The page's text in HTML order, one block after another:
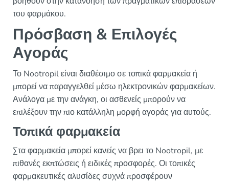
του φαρμάκου.
Πρόσβαση & Επιλογές
Αγοράς
Το Nootropil είναι διαθέσιμο σε τοπικά φαρμακεία ή
μπορεί να παραγγελθεί μέσω ηλεκτρονικών φαρμακείων.
Ανάλογα με την ανάγκη, οι ασθενείς μπορούν να
επιλέξουν την πιο κατάλληλη μορφή αγοράς για αυτούς.
Τοπικά φαρμακεία
Στα φαρμακεία μπορεί κανείς να βρει το Nootropil, με
πιθανές εκπτώσεις ή ειδικές προσφορές. Οι τοπικές
φαρμακευτικές αλυσίδες συχνά προσφέρουν